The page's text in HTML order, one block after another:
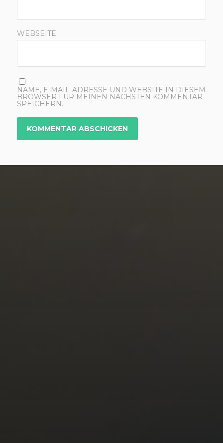
WEBSEITE:
NAME, E-MAIL-ADRESSE UND WEBSITE IN DIESEM
BROWSER FÜR MEINEN NÄCHSTEN KOMMENTAR
SPEICHERN.